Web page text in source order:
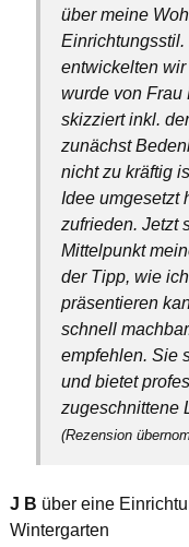
über meine
Einrichtungsstil.
entwickelten
wurde von Frau
skizziert inkl.
zunächst
nicht zu kräftig
Idee umgesetzt
zufrieden. Jetzt
Mittelpunkt
der Tipp, wie
präsentieren
schnell
empfehlen. Sie
und bietet
zugeschnittene
(Rezension
J B über eine
Wintergarten